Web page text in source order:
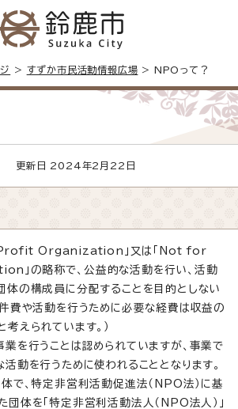
> すずか市民活動情報広場 > NPOって？
更新日 2024年2月22日
Organization 」又は「
Not for
」の略称で、公益的な活動を行い、活動
体の構成員に分配することを目的としない
件費や活動を行うために必要な経費は収益の
えられています。）
を行うことは認められていますが、事業で
動を行うために使われることとなります。
で、特定非営利活動促進法（NPO法）に基
団体を「特定非営利活動法人（NPO法人）」